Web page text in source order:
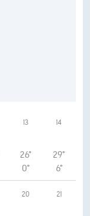
13
26°
0°
14
29°
6°
20 21